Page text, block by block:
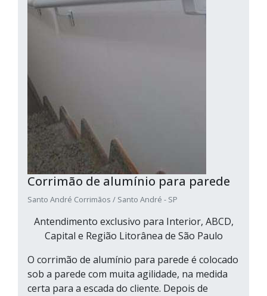
Corrimão de alumínio para parede
Santo André Corrimãos / Santo André - SP
Antendimento exclusivo para Interior, ABCD,
Capital e Região Litorânea de São Paulo
O corrimão de alumínio para parede é colocado
sob a parede com muita agilidade, na medida
certa para a escada do cliente. Depois de